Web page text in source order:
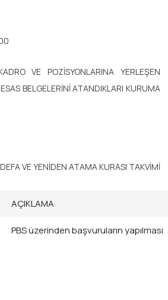
VE POZİSYONLARINA YERLEŞEN
BELGELERİNİ ATANDIKLARI KURUMA
VE YENİDEN ATAMA KURASI TAKVİMİ
AÇIKLAMA
PBS üzerinden başvuruların yapılması